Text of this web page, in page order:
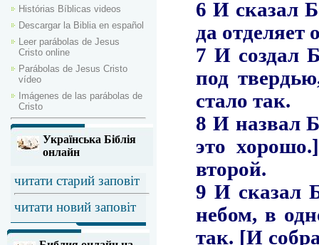
Histórias Bíblicas videos
Descargar la Biblia en español
Leer parábolas de Jesus
Cristo online
Parábolas de Jesus Cristo
vídeo
Imágenes de las parábolas de
Cristo
Українська Біблія
онлайн
читати старий заповіт
читати новий заповіт